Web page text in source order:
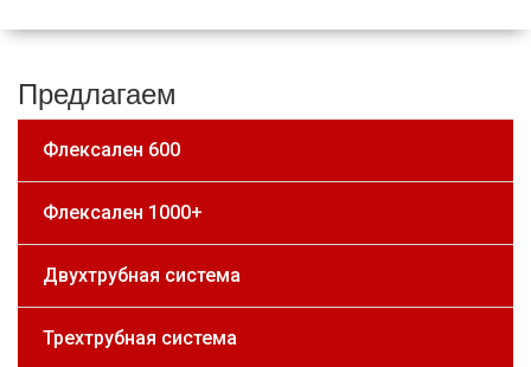
Предлагаем
Флексален 600
Флексален 1000+
Двухтрубная система
Трехтрубная система